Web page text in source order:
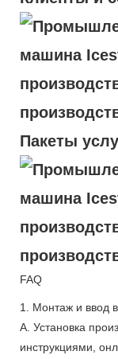
Пакеты
FAQ
1. Монтаж и ввод
A. Установка
инструкциями,